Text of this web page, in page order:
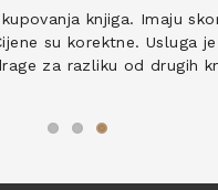
knjiga. Imaju
su korektne. Usluga
za razliku od drugih